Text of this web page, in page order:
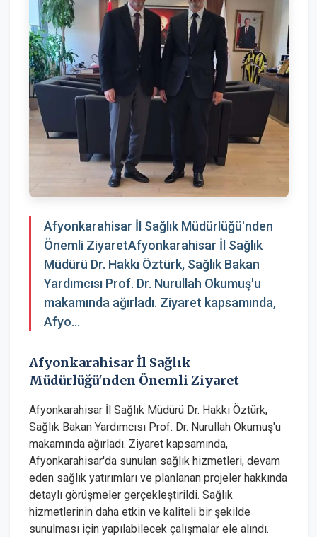
Afyonkarahisar İl Sağlık Müdürlüğü'nden
Önemli ZiyaretAfyonkarahisar İl Sağlık
Müdürü Dr. Hakkı Öztürk, Sağlık Bakan
Yardımcısı Prof. Dr. Nurullah Okumuş'u
makamında ağırladı. Ziyaret kapsamında,
Afyo...
Afyonkarahisar İl Sağlık
Müdürlüğü'nden Önemli Ziyaret
Afyonkarahisar İl Sağlık Müdürü Dr. Hakkı Öztürk,
Sağlık Bakan Yardımcısı Prof. Dr. Nurullah Okumuş'u
makamında ağırladı. Ziyaret kapsamında,
Afyonkarahisar'da sunulan sağlık hizmetleri, devam
eden sağlık yatırımları ve planlanan projeler hakkında
detaylı görüşmeler gerçekleştirildi. Sağlık
hizmetlerinin daha etkin ve kaliteli bir şekilde
sunulması için yapılabilecek çalışmalar ele alındı.